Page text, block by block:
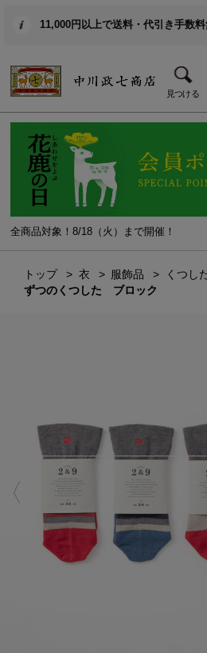
11,000円以上で送料・代引き手数
見つける
全商品対象！8/18（火）まで開催！
トップ 衣 服飾品 くつし
ずつのくつした ブロック